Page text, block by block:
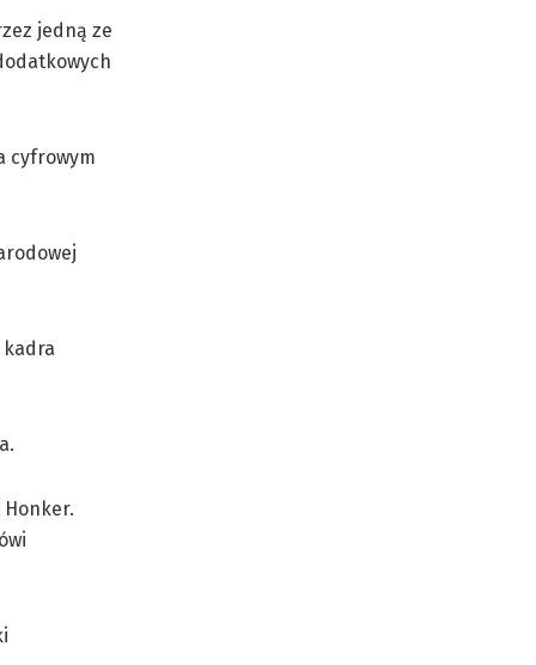
jedną ze
cyfrowym